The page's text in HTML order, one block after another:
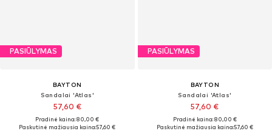
PASIŪLYMAS
BAYTON
Sandalai 'Atlas'
57,60 €
Pradinė kaina: 80,00 €
Paskutinė mažiausia kaina:57,60 €
PASIŪLYMAS
BAYTON
Sandalai 'Atlas'
57,60 €
Pradinė kaina: 80,00 €
Paskutinė mažiausia kaina:57,60 €